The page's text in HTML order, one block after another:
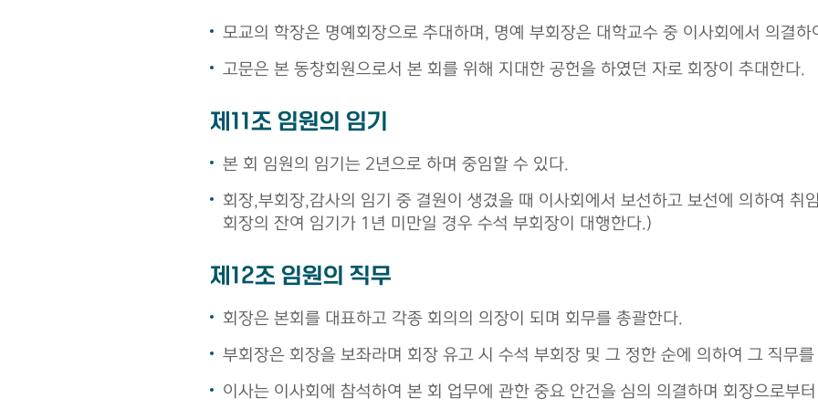
모교의 학장은 명예회장으로 추대하며, 명예 부회장은 대학교수 중 이사회에서 의결하
고문은 본 동창회원으로서 본 회를 위해 지대한 공헌을 하였던 자로 회장이 추대한다.
제11조 임원의 임기
본 회 임원의 임기는 2년으로 하며 중임할 수 있다.
회장,부회장,감사의 임기 중 결원이 생겼을 때 이사회에서 보선하고 보선에 의하여
회장의 잔여 임기가 1년 미만일 경우 수석 부회장이 대행한다.)
제12조 임원의 직무
회장은 본회를 대표하고 각종 회의의 의장이 되며 회무를 총괄한다.
부회장은 회장을 보좌라며 회장 유고 시 수석 부회장 및 그 정한 순에 의하여 그 직무
이사는 이사회에 참석하여 본 회 업무에 관한 중요 안건을 심의 의결하며 회장으로부